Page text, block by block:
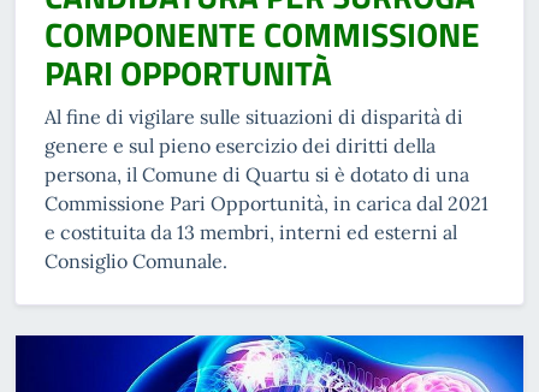
COMPONENTE COMMISSIONE
PARI OPPORTUNITÀ
Al fine di vigilare sulle situazioni di disparità di
genere e sul pieno esercizio dei diritti della
persona, il Comune di Quartu si è dotato di una
Commissione Pari Opportunità, in carica dal 2021
e costituita da 13 membri, interni ed esterni al
Consiglio Comunale.